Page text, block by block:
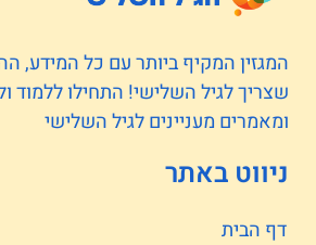
המגזין המקיף ביותר עם כל המידע,
שצריך לגיל השלישי! התחילו ללמוד
ומאמרים מעניינים לגיל השלישי
ניווט באתר
דף הבית